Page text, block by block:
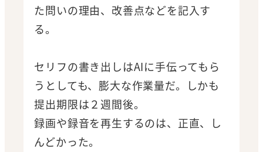
た問いの理由、改善点などを記入す
る。
セリフの書き出しはAIに手伝ってもら
うとしても、膨大な作業量だ。しかも
提出期限は２週間後。
録画や録音を再生するのは、正直、し
んどかった。